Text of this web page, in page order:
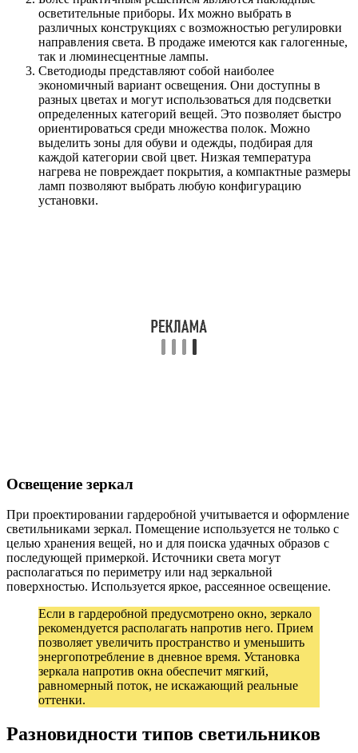
осветительные приборы. Их можно выбрать в
различных конструкциях с возможностью регулировки
направления света. В продаже имеются как галогенные,
так и люминесцентные лампы.
Светодиоды представляют собой наиболее
экономичный вариант освещения. Они доступны в
разных цветах и могут использоваться для подсветки
определенных категорий вещей. Это позволяет быстро
ориентироваться среди множества полок. Можно
выделить зоны для обуви и одежды, подбирая для
каждой категории свой цвет. Низкая температура
нагрева не повреждает покрытия, а компактные размеры
ламп позволяют выбрать любую конфигурацию
установки.
Освещение зеркал
При проектировании гардеробной учитывается и оформление
светильниками зеркал. Помещение используется не только с
целью хранения вещей, но и для поиска удачных образов с
последующей примеркой. Источники света могут
располагаться по периметру или над зеркальной
поверхностью. Используется яркое, рассеянное освещение.
Если в гардеробной предусмотрено окно, зеркало
рекомендуется располагать напротив него. Прием
позволяет увеличить пространство и уменьшить
энергопотребление в дневное время. Установка
зеркала напротив окна обеспечит мягкий,
равномерный поток, не искажающий реальные
оттенки.
Разновидности типов светильников